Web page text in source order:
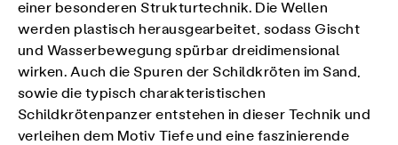
einer besonderen Strukturtechnik. Die Wellen
werden plastisch herausgearbeitet, sodass Gischt
und Wasserbewegung spürbar dreidimensional
wirken. Auch die Spuren der Schildkröten im Sand,
sowie die typisch charakteristischen
Schildkrötenpanzer entstehen in dieser Technik und
verleihen dem Motiv Tiefe und eine faszinierende